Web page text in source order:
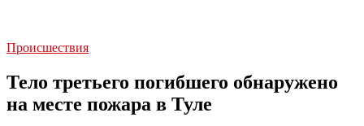
Происшествия
Тело третьего погибшего обнаружено
на месте пожара в Туле